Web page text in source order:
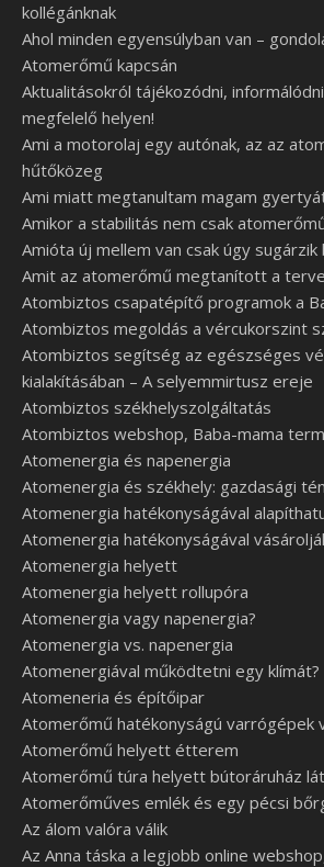
kollégánknak
Ahol minden egyensúlyban van –
Atomerőmű kapcsán
Aktualitásokról tájékozódni,
megfelelő helyen!
Ami a motorolaj egy autónak, az az
hűtőközeg
Ami miatt megtanultam magam
Amikor a stabilitás nem csak
Amióta új mellem van csak úgy
Amit az atomerőmű megtanított a
Atombiztos csapatépítő programok a
Atombiztos megoldás a vércukorszint
Atombiztos segítség az egészséges
kialakításában – A selyemmirtusz ereje
Atombiztos székhelyszolgáltatás
Atombiztos webshop, Baba-mama
Atomenergia és napenergia
Atomenergia és székhely: gazdasági
Atomenergia hatékonyságával
Atomenergia hatékonyságával
Atomenergia helyett
Atomenergia helyett rollupóra
Atomenergia vagy napenergia?
Atomenergia vs. napenergia
Atomenergiával működtetni egy klímát?
Atomeneria és építőipar
Atomerőmű hatékonyságú varrógépek
Atomerőmű helyett étterem
Atomerőmű túra helyett bútoráruház
Atomerőműves emlék és egy pécsi
Az álom valóra válik
Az Anna táska a legjobb online